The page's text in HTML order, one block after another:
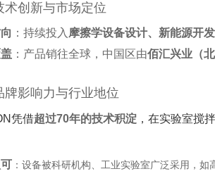
术创新与市场定位
‌：持续投入‌ 摩擦学设备设计、新能源开
‌：产品销往全球，中国区由‌佰汇兴业（
牌影响力与行业地位
凭借‌超过70年的技术积淀 ，在实验室搅
：设备被科研机构、工业实验室广泛采用，如